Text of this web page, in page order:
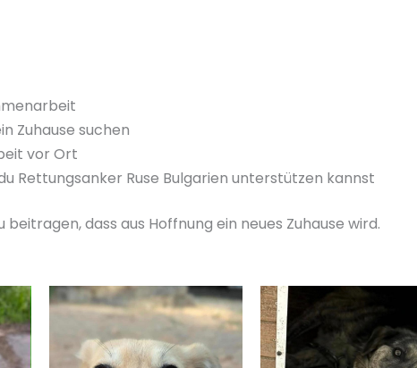
Zuhause suchen
vor Ort
Rettungsanker Ruse Bulgarien unterstützen kannst
dass aus Hoffnung ein neues Zuhause wird.